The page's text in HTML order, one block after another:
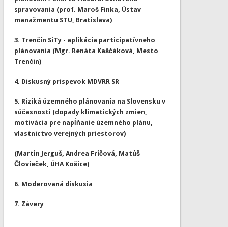
spravovania (prof. Maroš Finka, Ústav
manažmentu STU, Bratislava)
3. Trenčín SiTy - aplikácia participatívneho
plánovania (Mgr. Renáta Kaščáková, Mesto
Trenčín)
​4. Diskusný príspevok MDVRR SR
​5. Riziká územného plánovania na Slovensku v
súčasnosti (dopady klimatických zmien,
motivácia pre napĺňanie územného plánu,
vlastníctvo verejných priestorov)
(Martin Jerguš, Andrea Fričová, Matúš
Človieček, ÚHA Košice)
6. Moderovaná diskusia
7. Závery